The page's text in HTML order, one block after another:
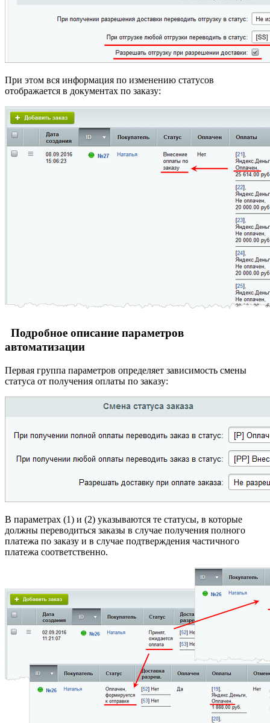
При этом вся информация по изменению статусов
отображается в документах по заказу:
Подробное описание параметров
автоматизации
Первая группа параметров определяет зависимость смены
статуса от получения оплаты по заказу:
В параметрах (1) и (2) указываются те статусы, в которые
должны переводиться заказы в случае получения полного
платежа по заказу и в случае подтверждения частичного
платежа соответственно.